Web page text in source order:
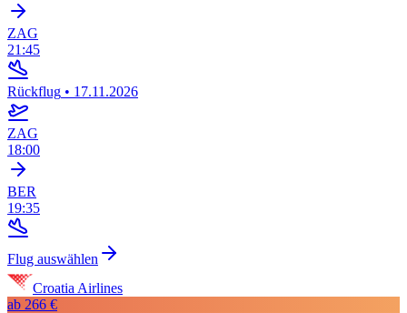
ZAG
21:45
Rückflug • 17.11.2026
ZAG
18:00
BER
19:35
Flug auswählen
Croatia Airlines
ab 266 €